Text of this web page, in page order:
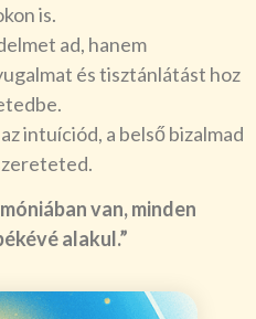
is.
ad, hanem
és tisztánlátást hoz
intuíciód, a belső bizalmad
van, minden
alakul.”